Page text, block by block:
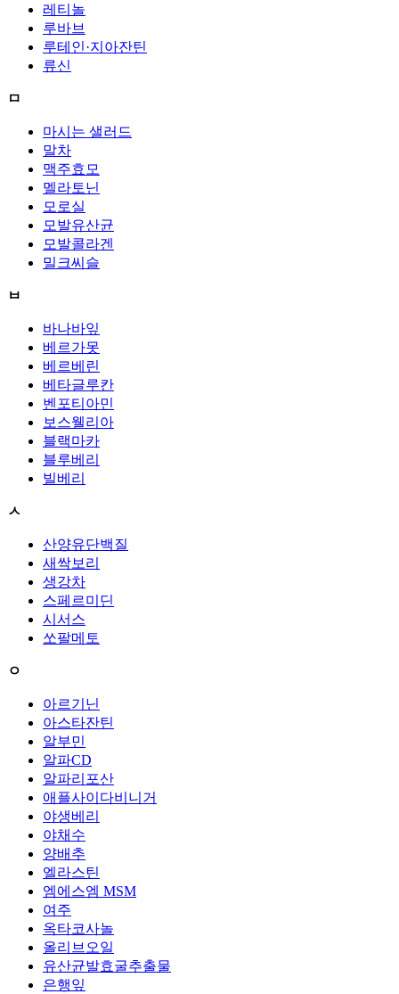
레티놀
루바브
루테인·지아잔틴
류신
ㅁ
마시는 샐러드
말차
맥주효모
멜라토닌
모로실
모발유산균
모발콜라겐
밀크씨슬
ㅂ
바나바잎
베르가못
베르베린
베타글루칸
벤포티아민
보스웰리아
블랙마카
블루베리
빌베리
ㅅ
산양유단백질
새싹보리
생강차
스페르미딘
시서스
쏘팔메토
ㅇ
아르기닌
아스타잔틴
알부민
알파CD
알파리포산
애플사이다비니거
야생베리
야채수
양배추
엘라스틴
엠에스엠 MSM
여주
옥타코사놀
올리브오일
유산균발효굴추출물
은행잎